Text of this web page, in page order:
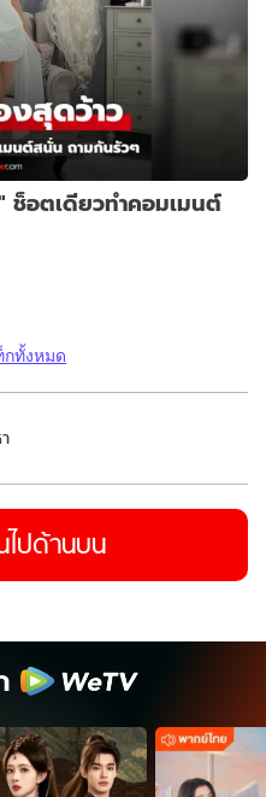
อตเดียวทำคอมเมนต์
ทั้งหมด
ไปด้านบน